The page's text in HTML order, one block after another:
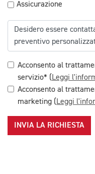
Assicurazione
Acconsento al
servizio* (Leggi
Acconsento al
marketing (Leggi
INVIA LA RICHIESTA